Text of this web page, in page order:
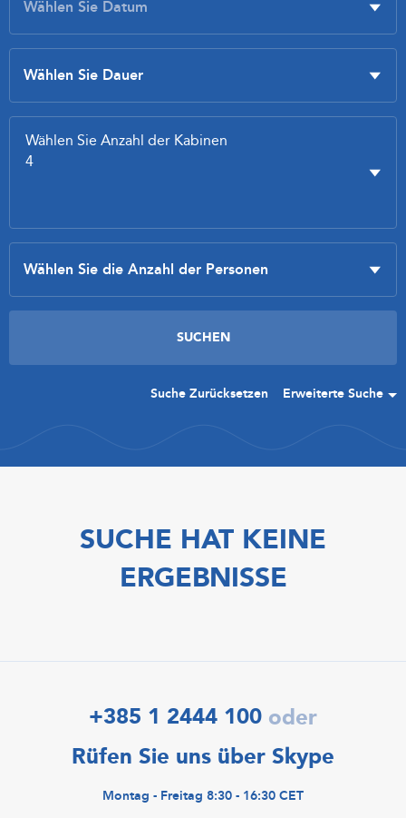
Suche Zurücksetzen Erweiterte Suche
SUCHE HAT KEINE
ERGEBNISSE
+385 1 2444 100 oder
Rüfen Sie uns über Skype
Montag - Freitag 8:30 - 16:30 CET